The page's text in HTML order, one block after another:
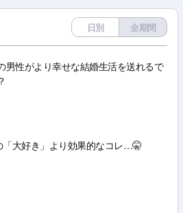
日別 全期間
男性がより幸せな結婚生活を送れるで
「大好き」より効果的なコレ…🤫